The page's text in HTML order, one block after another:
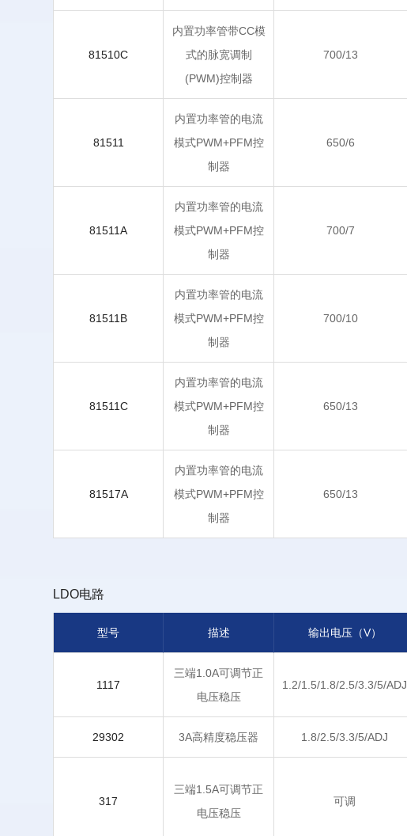
81510C
内置功率管带CC模
式的脉宽调制
(PWM)控制器
700/13
81511
内置功率管的电流
模式PWM+PFM控
制器
650/6
81511A
内置功率管的电流
模式PWM+PFM控
制器
700/7
81511B
内置功率管的电流
模式PWM+PFM控
制器
700/10
81511C
内置功率管的电流
模式PWM+PFM控
制器
650/13
81517A
内置功率管的电流
模式PWM+PFM控
制器
650/13
LDO电路
型号 描述 输出电压（V）
1117
三端1.0A可调节正
电压稳压
1.2/1.5/1.8/2.5/3.3/5/ADJ
29302 3A高精度稳压器 1.8/2.5/3.3/5/ADJ
317
三端1.5A可调节正
电压稳压
可调